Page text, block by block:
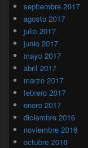
septiembre 2017
agosto 2017
julio 2017
junio 2017
mayo 2017
abril 2017
marzo 2017
febrero 2017
enero 2017
diciembre 2016
noviembre 2016
octubre 2016